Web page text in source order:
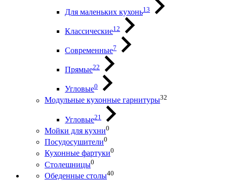
Для маленьких кухонь13
Классические12
Современные7
Прямые22
Угловые0
Модульные кухонные гарнитуры32
Угловые21
Мойки для кухни0
Посудосушители0
Кухонные фартуки0
Столешницы0
Обеденные столы40